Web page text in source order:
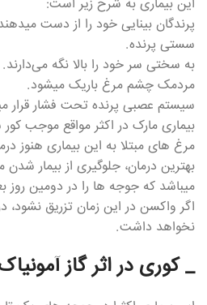
این بیماری به شرح زیر است:
پرندگان بینایی خود را از دست
سستی پرنده.
به سختی سر خود را بالا نگه می‌دارند.
مردمک چشم مرغ باریک میشود‌.
سیستم عصبی پرنده تحت فشار قرار
بیماری مارک در اکثر مواقع موجب
مرغ های مبتلا به این بیماری هنوز
بهترین درمان، جلوگیری از بیمار
میباشد که جوجه ها را در دومین روز
اگر واکسن در این زمان تزریق نشود،
نخواهد داشت.
_ کوری در اثر گاز